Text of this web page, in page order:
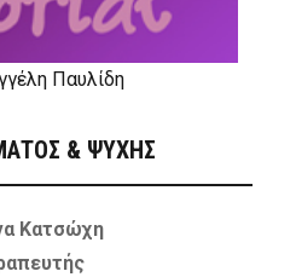
Παυλίδη
& ΨΥΧΗΣ
Κατσώχη